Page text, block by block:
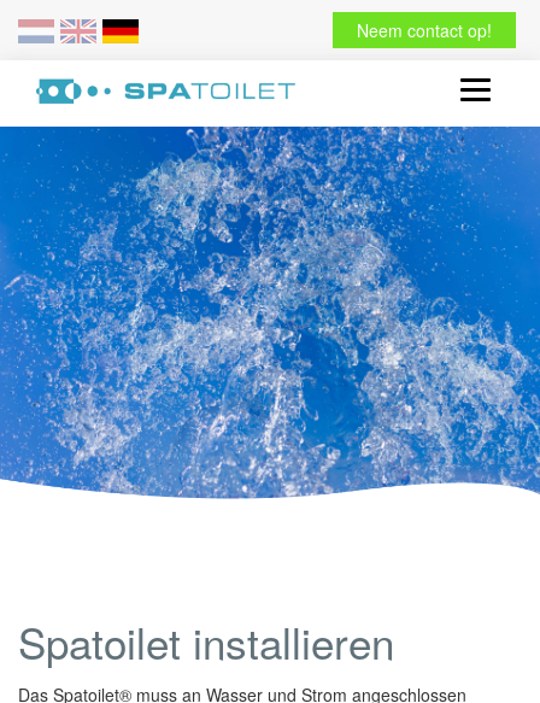
Neem contact op!
Toggle
Spatoilet installieren
Das Spatoilet® muss an Wasser und Strom angeschlossen